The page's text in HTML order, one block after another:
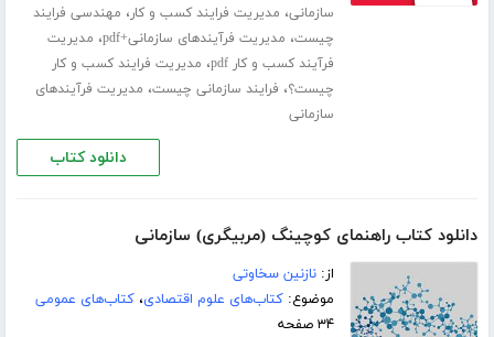
سازمانی، مدیریت فرایند کسب و کار، مهندسی فرایند
چیست، مدیریت فرآیندهای سازمانی+pdf ، مدیریت
فرآیند کسب و کار pdf
، مدیریت فرایند کسب و کار
چیست؟، فرایند سازمانی چیست، مدیریت فرآیندهای
سازمانی
دانلود کتاب
دانلود کتاب راهنمای کوچینگ (مربیگری) سازمانی
از:نازنین سخاوتی
موضوع:کتاب‌های علوم اقتصادی،کتاب‌های عمومی
۳۴ صفحه